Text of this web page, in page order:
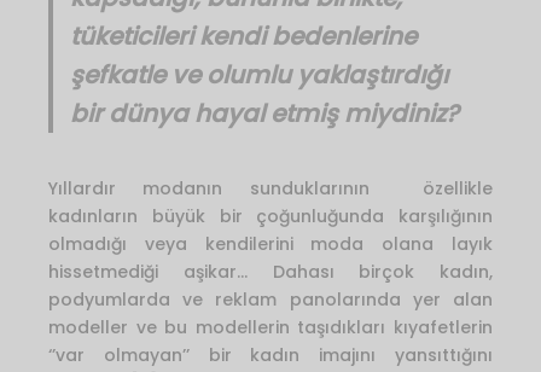
tüketicileri kendi bedenlerine
şefkatle ve olumlu yaklaştırdığı
bir dünya hayal etmiş miydiniz?
Yıllardır modanın sunduklarının özellikle
kadınların büyük bir çoğunluğunda karşılığının
olmadığı veya kendilerini moda olana layık
hissetmediği aşikar… Dahası birçok kadın,
podyumlarda ve reklam panolarında yer alan
modeller ve bu modellerin taşıdıkları kıyafetlerin
‘’var olmayan’’ bir kadın imajını yansıttığını